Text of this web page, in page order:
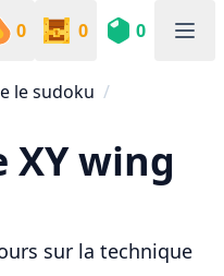
0 0 0
le sudoku
XY wing
sur la technique